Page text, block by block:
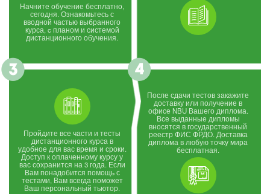
Начните обучение бесплатно,
сегодня. Ознакомьтесь с
вводной частью выбранного
курса, c планом и системой
дистанционного обучения.
Пройдите все части и тесты
дистанционного курса в
удобное для вас время и сроки.
Доступ к оплаченному курсу у
вас сохранится на 3 года. Если
Вам понадобится помощь с
тестами, Вам всегда поможет
Ваш персональный тьютор.
После сдачи тестов закажите
доставку или получение в
офисе NBU Вашего диплома.
Все выданные дипломы
вносятся в государственный
реестр ФИС ФРДО. Доставка
диплома в любую точку мира
бесплатная.